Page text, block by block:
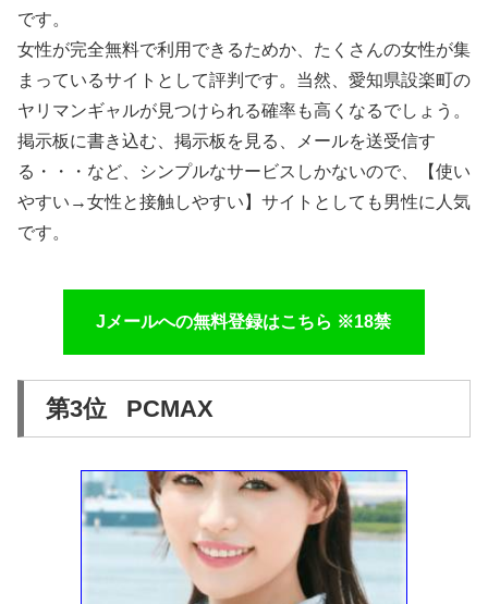
です。
女性が完全無料で利用できるためか、たくさんの女性が集
まっているサイトとして評判です。当然、愛知県設楽町の
ヤリマンギャルが見つけられる確率も高くなるでしょう。
掲示板に書き込む、掲示板を見る、メールを送受信す
る・・・など、シンプルなサービスしかないので、【使い
やすい→女性と接触しやすい】サイトとしても男性に人気
です。
Jメールへの無料登録はこちら ※18禁
第3位 PCMAX